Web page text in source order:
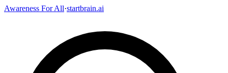
Awareness For All·startbrain.ai